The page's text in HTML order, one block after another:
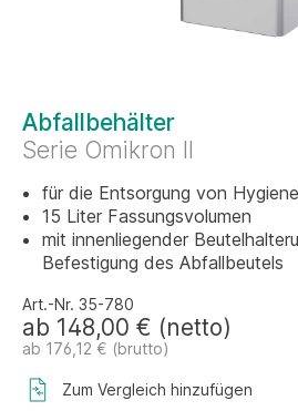
Abfallbehälter
Serie Omikron II
für die Entsorgung von
15 Liter Fassungsvolumen
mit innenliegender
Befestigung des Abfallbeutels
Art.-Nr. 35-780
ab 148,00 € (netto)
ab 176,12 € (brutto)
Zum Vergleich hinzufügen